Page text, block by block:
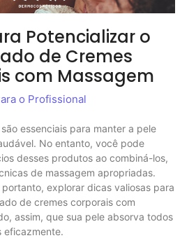
Potencializar o
de Cremes
com Massagem
o Profissional
essenciais para manter a pele
No entanto, você pode
desses produtos ao combiná-los,
de massagem apropriadas.
explorar dicas valiosas para
de cremes corporais com
assim, que sua pele absorva todos
eficazmente.